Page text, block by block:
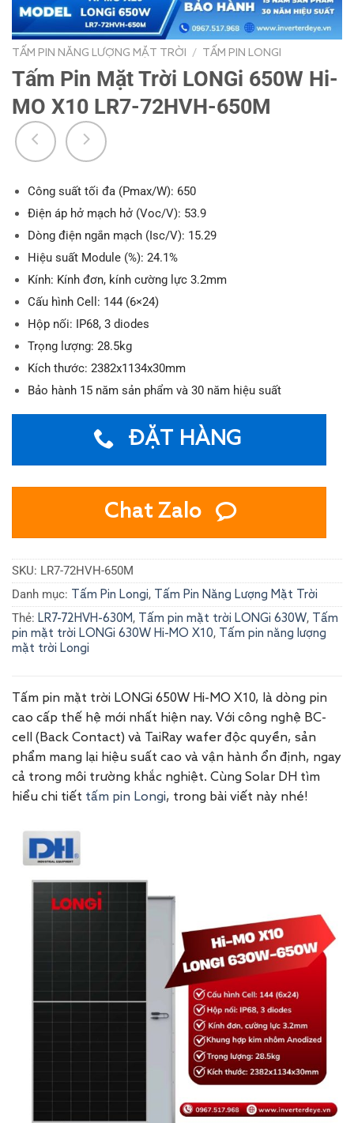
TẤM PIN NĂNG LƯỢNG MẶT TRỜI / TẤM PIN LONGI
Tấm Pin Mặt Trời LONGi 650W Hi-
MO X10 LR7-72HVH-650M
Công suất tối đa (Pmax/W): 650
Điện áp hở mạch hở (Voc/V): 53.9
Dòng điện ngắn mạch (Isc/V): 15.29
Hiệu suất Module (%): 24.1%
Kính: Kính đơn, kính cường lực 3.2mm
Cấu hình Cell: 144 (6×24)
Hộp nối: IP68, 3 diodes
Trọng lượng: 28.5kg
Kích thước: 2382x1134x30mm
Bảo hành 15 năm sản phẩm và 30 năm hiệu suất
ĐẶT HÀNG
Chat Zalo
SKU: LR7-72HVH-650M
Danh mục:
Tấm Pin Longi, Tấm Pin Năng Lượng Mặt Trời
Thẻ: LR7-72HVH-630M , Tấm pin mặt trời LONGi 630W,
Tấm
pin mặt trời LONGi 630W Hi-MO X10,
Tấm pin năng lượng
mặt trời Longi
Tấm pin mặt trời LONGi 650W Hi-MO X10, là dòng pin
cao cấp thế hệ mới nhất hiện nay. Với công nghệ BC-
cell (Back Contact) và TaiRay wafer độc quyền, sản
phẩm mang lại hiệu suất cao và vận hành ổn định, ngay
cả trong môi trường khắc nghiệt. Cùng Solar DH tìm
hiểu chi tiết tấm pin Longi, trong bài viết này nhé!